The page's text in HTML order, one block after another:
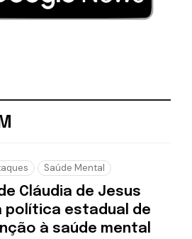
Saúde Mental
Cláudia de Jesus
política estadual de
à saúde mental